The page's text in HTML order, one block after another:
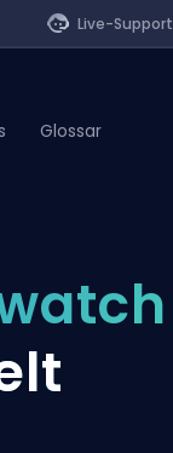
Live-Support
Glossar